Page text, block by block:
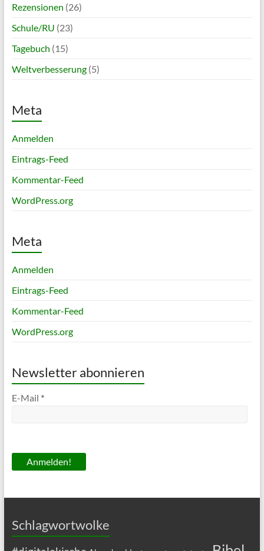
Rezensionen (26)
Schule/RU (23)
Tagebuch (15)
Weltverbesserung(5)
Meta
Anmelden
Eintrags-Feed
Kommentar-Feed
WordPress.org
Meta
Anmelden
Eintrags-Feed
Kommentar-Feed
WordPress.org
Newsletter abonnieren
E-Mail *
Schlagwortwolke